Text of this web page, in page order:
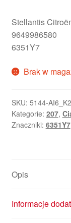
Stellantis
9649986580
6351Y7
Brak w
SKU: 5144-
Kategorie: 207,
Znaczniki: 6351Y7
Opis
Informacje